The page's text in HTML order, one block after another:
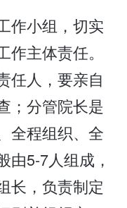
作小组，切实
主体责任。
任人，要亲自
；分管院长是
全程组织、全
由5-7人组成，
长，负责制定